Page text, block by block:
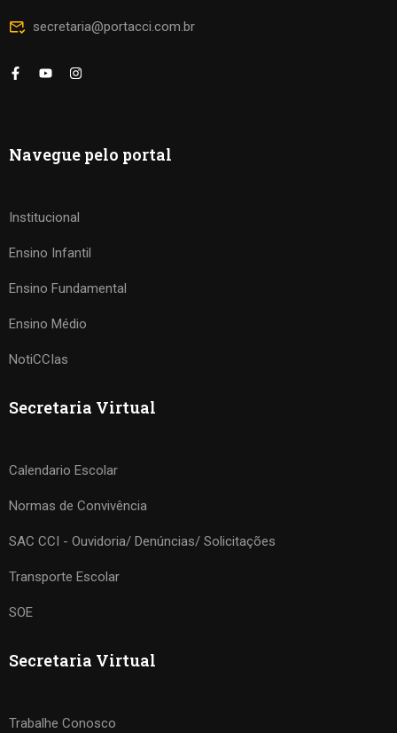
secretaria@portacci.com.br
Navegue pelo portal
Institucional
Ensino Infantil
Ensino Fundamental
Ensino Médio
NotiCCIas
Secretaria Virtual
Calendario Escolar
Normas de Convivência
SAC CCI - Ouvidoria/ Denúncias/ Solicitações
Transporte Escolar
SOE
Secretaria Virtual
Trabalhe Conosco